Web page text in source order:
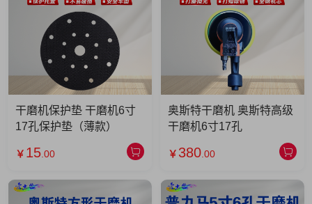
干磨机保护垫 干磨机6寸
17孔保护垫（薄款）
￥ 15 .00
奥斯特干磨机 奥斯特高级
干磨机6寸17孔
￥ 380 .00